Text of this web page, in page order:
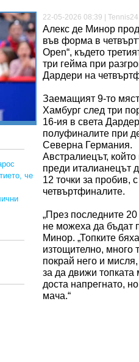
че
22-05-2026 08:39 |
Алекс де Минор
във форма в
Open“, където
три гейма при
Дардери на
Заемащият 9-то
Хамбург след три
16-ия в света
полуфиналите при
Северна Германия.
Австралиецът,
преди италианецът
12 точки за пробив,
четвъртфиналите.
„През последните
не можеха да бъдат
Минор. „Топките
изтощително, много
покрай него и
за да движи топката
доста напрегнато,
мача.“